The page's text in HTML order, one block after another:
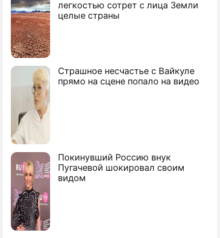
легкостью сотрет с лица Земли
целые страны
Страшное несчастье с Вайкуле
прямо на сцене попало на видео
Покинувший Россию внук
Пугачевой шокировал своим
видом